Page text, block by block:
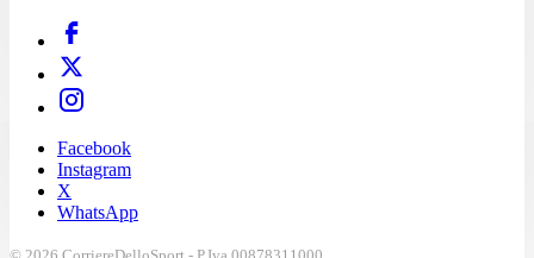
Facebook
Instagram
X
WhatsApp